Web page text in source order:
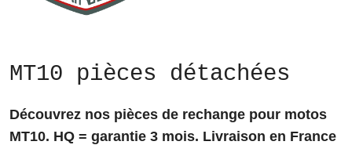
MT10 pièces détachées
Découvrez nos pièces de rechange pour motos
MT10. HQ = garantie 3 mois. Livraison en France